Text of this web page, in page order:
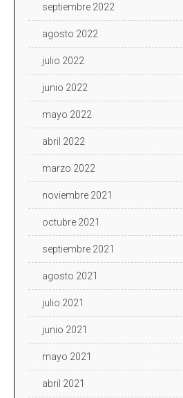
septiembre 2022
agosto 2022
julio 2022
junio 2022
mayo 2022
abril 2022
marzo 2022
noviembre 2021
octubre 2021
septiembre 2021
agosto 2021
julio 2021
junio 2021
mayo 2021
abril 2021